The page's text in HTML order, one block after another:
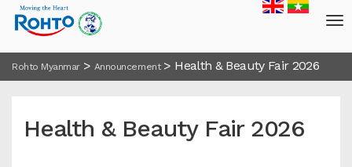
Rohto Myanmar> Announcement> Health & Beauty Fair 2026
Health & Beauty Fair 2026